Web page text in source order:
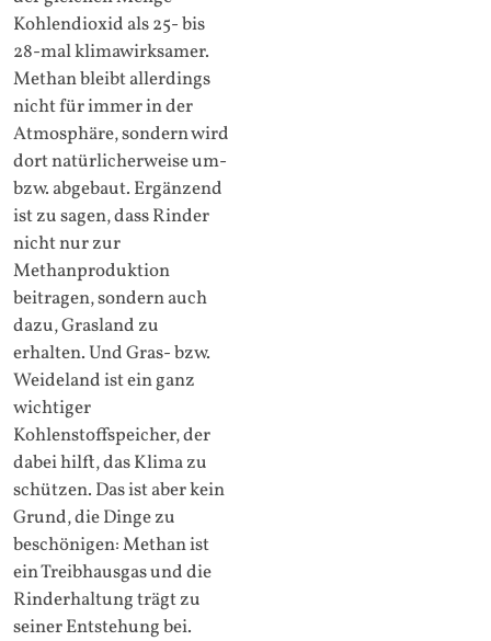
Kohlendioxid als 25- bis
28-mal klimawirksamer.
Methan bleibt allerdings
nicht für immer in der
Atmosphäre, sondern wird
dort natürlicherweise um-
bzw. abgebaut. Ergänzend
ist zu sagen, dass Rinder
nicht nur zur
Methanproduktion
beitragen, sondern auch
dazu, Grasland zu
erhalten. Und Gras- bzw.
Weideland ist ein ganz
wichtiger
Kohlenstoffspeicher, der
dabei hilft, das Klima zu
schützen. Das ist aber kein
Grund, die Dinge zu
beschönigen: Methan ist
ein Treibhausgas und die
Rinderhaltung trägt zu
seiner Entstehung bei.